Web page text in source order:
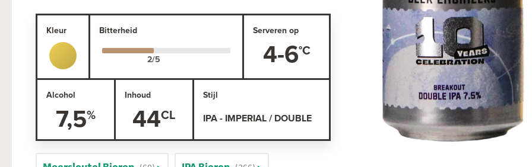
Kleur Bitterheid Serveren op
4-6
Alcohol
7,5
Inhoud
44
Stijl
IPA - IMPERIAL / DOUBLE